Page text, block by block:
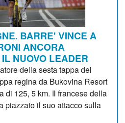
BARRE' VINCE A
ANCORA
NUOVO LEADER
della sesta tappa del
regina da Bukovina Resort
di 125, 5 km. Il francese della
piazzato il suo attacco sulla